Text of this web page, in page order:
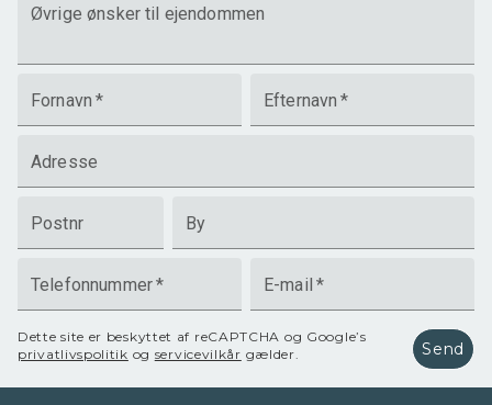
Øvrige ønsker til ejendommen
Fornavn * Efternavn *
Adresse
Postnr By
Telefonnummer* E-mail *
Dette site er beskyttet af reCAPTCHA og Google’s
privatlivspolitik og servicevilkår gælder. Send